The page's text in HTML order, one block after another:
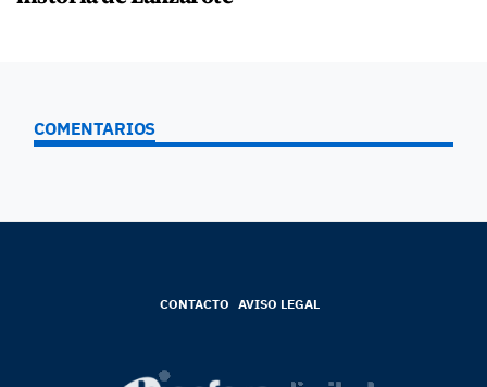
COMENTARIOS
CONTACTO AVISO LEGAL